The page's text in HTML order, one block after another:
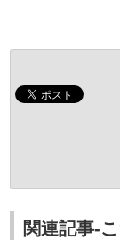
関連記事-